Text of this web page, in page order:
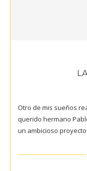
Otro de mis sueños
querido hermano
un ambicioso